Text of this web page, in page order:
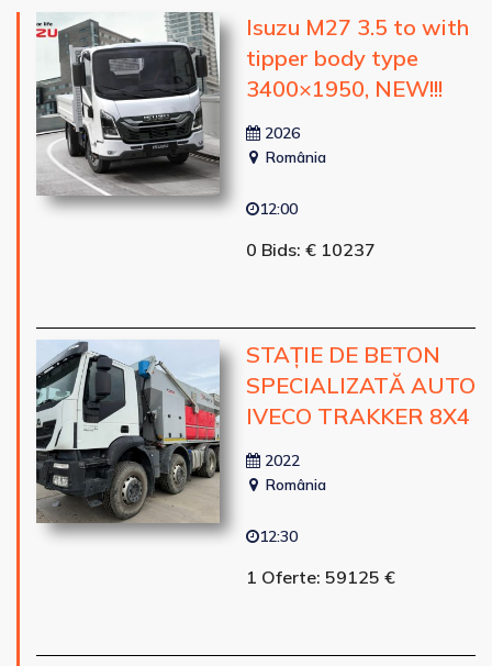
Isuzu M27 3.5 to with
tipper body type
3400×1950, NEW!!!
2026
România
12:00
0 Bids: € 10237
STAȚIE DE BETON
SPECIALIZATĂ AUTO
IVECO TRAKKER 8X4
2022
România
12:30
1 Oferte: 59125 €